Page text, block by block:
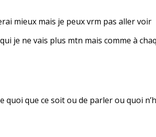
mieux mais je peux vrm pas aller voir
je ne vais plus mtn mais comme à
quoi que ce soit ou de parler ou quoi